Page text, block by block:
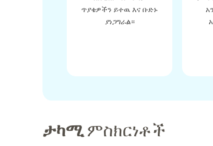
ጥያቄዎችን ይተዉ እና ቡድኑ
ያነጋግራል።
ታካሚምስክርነቶች